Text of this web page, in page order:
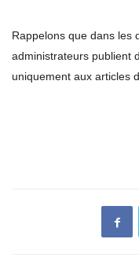
Rappelons que dans les
administrateurs publient
uniquement aux articles